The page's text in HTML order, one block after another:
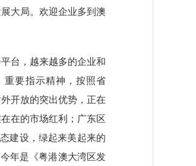
大局。欢迎企业多到澳
台，越来越多的企业和
重要指示精神，按照省
开放的突出优势，正在
在的市场红利；广东区
建设，绿起来美起来的
年是《粤港澳大湾区发